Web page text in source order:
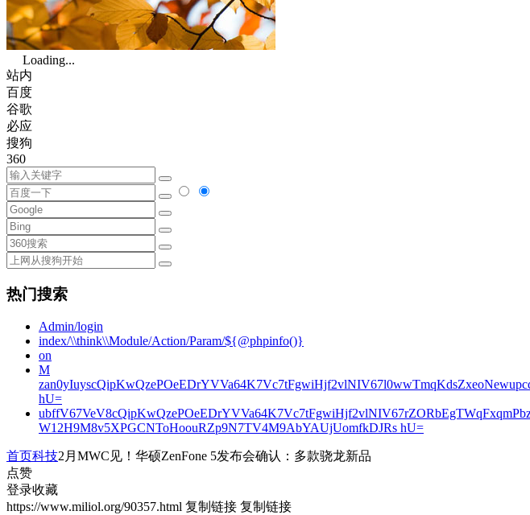
Loading...
站内
百度
谷歌
必应
搜狗
360
热门搜索
Admin/login
index/\\think\\Module/Action/Param/${@phpinfo()}
on
M
hU=
W12H9M8v5XPGCNToHoouRZp9N7TV4M9AbYAUjUomfkDJRs hU=
首页科技2月MWC见！华硕ZenFone 5发布会确认：多款骁龙新品
点赞
登录收藏
https://www.miliol.org/90357.html 复制链接 复制链接